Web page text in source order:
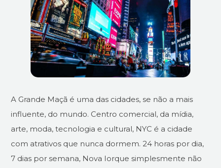
A Grande Maçã é uma das cidades, se não a mais
influente, do mundo. Centro comercial, da mídia,
arte, moda, tecnologia e cultural, NYC é a cidade
com atrativos que nunca dormem. 24 horas por dia,
7 dias por semana, Nova Iorque simplesmente não